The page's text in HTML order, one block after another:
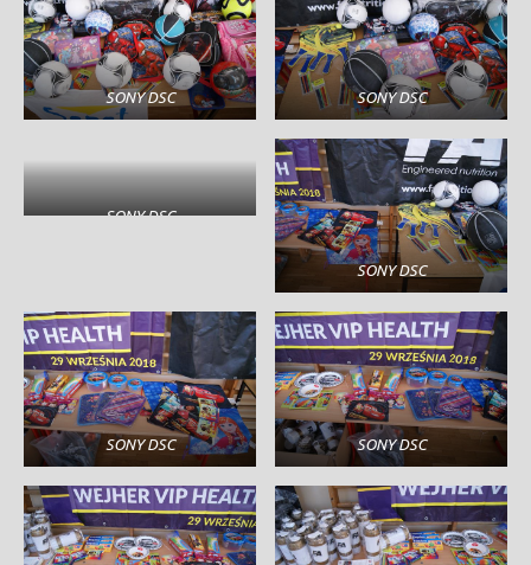
SONY DSC SONY DSC
SONY DSC
SONY DSC
SONY DSC SONY DSC